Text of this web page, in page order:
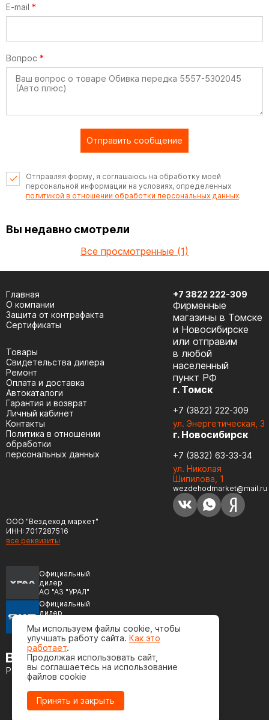
E-mail *
Вопрос *
Отправить сообщение
Отправляя форму, я соглашаюсь на обработку моей
персональной информации на условиях, определенных
политикой в отношении обработки персональных данных.
Вы недавно смотрели
Все просмотренные (1)
ООО "Вездеход маркет"
ИНН: 7017287516
все реквизиты
Официальный
дилер
АО "АЗ "УРАЛ"
Официальный
дилер
(ЯМЗ)
Разработка сайта
Главная
О компании
Защита от контрафакта
Сертификаты
Товары
Cвидетельства дилера
Ремонт
Оплата и доставка
Автокаталоги
Гарантия и возврат
Личный кабинет
Контакты
Политика в отношении
обработки
персональных данных
+7 3822 222-309
Фирменные
магазины в Томске
и Новосибирске
или отправим
в любой
населенный
пункт РФ
г. Томск
+7 (3822) 222-309
ул. Энергетическая, 3
г. Новосибирск
+7 (3832) 63-33-34
ул. Николая
Шипилова, 1
wezdehodmarket@mail.ru
Мы используем файлы cookie, чтобы
улучшать работу сайта. Как это
работает.
Продолжая использовать сайт,
вы соглашаетесь на использование
файлов cookie
Принять и закрыть